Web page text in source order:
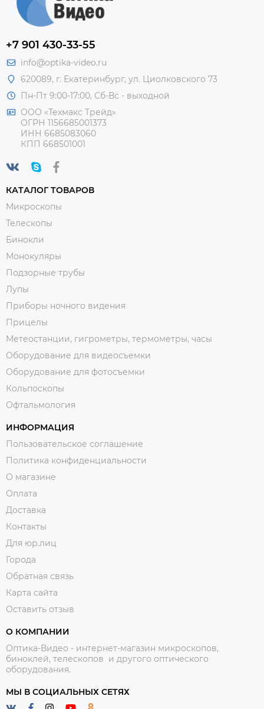
+7 901 430-33-55
info@optika-video.ru
620089, г. Екатеринбург, ул. Циолковского 73
Пн-Пт 9:00-17:00, Сб-Вс - выходной
ООО «Техмакс Трейд»
ОГРН 1156685001373
ИНН 6685083060
КПП 668501001
КАТАЛОГ ТОВАРОВ
Микроскопы
Телескопы
Бинокли
Монокуляры
Подзорные трубы
Лупы
Приборы ночного видения
Прицелы
Метеостанции, гигрометры, термометры, часы
Оборудование для видеосъемки
Оборудование для фотосъемки
Кольпоскопы
Офтальмология
ИНФОРМАЦИЯ
Пользовательское соглашение
Политика конфиденциальности
О магазине
Оплата
Доставка
Контакты
Для юр.лиц
Города
Обратная связь
Карта сайта
Оставить отзыв
О КОМПАНИИ
Оптика-Видео - интернет-магазин микроскопов,
биноклей, телескопов и другого оптического
оборудования.
МЫ В СОЦИАЛЬНЫХ СЕТЯХ